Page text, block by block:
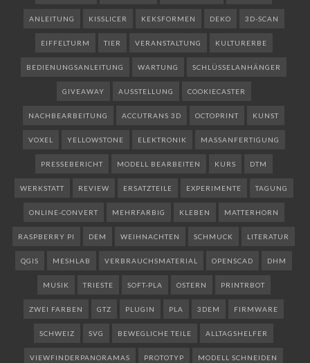
ANLEITUNG KISSLICER KEKSFORMEN DEKO 3D-SCAN
EIFFELTURM TIER VERANSTALTUNG KULTURERBE
BEDIENUNGSANLEITUNG WARTUNG SCHLÜSSELANHÄNGER
GIVEAWAY AUSSTELLUNG COOKIECASTER
NACHBEARBEITUNG ACCUTRANS 3D OCTOPRINT KUNST
VOXEL YELLOWSTONE ELEKTRONIK MASSANFERTIGUNG
PRESSEBERICHT MODELL BEARBEITEN KURS DTM
WERKSTATT REVIEW ERSATZTEILE EXPERIMENTE TAGUNG
ONLINE-CONVERT MEHRFARBIG KLEBEN MATTERHORN
RASPBERRY PI DEM WEIHNACHTEN SCHMUCK LITERATUR
QGIS MESHLAB VERBRAUCHSMATERIAL OPENSCAD DHM
MUSIK TRIESTE SOFT-PLA OSTERN PRINTRBOT
ZWEI FARBEN GTZ PLUGIN PLA 3DEM FIRMWARE
SCHWEIZ SVG BEWEGLICHE TEILE ALLTAGSHELFER
VIEWFINDERPANORAMAS PROTOTYP MODELL SCHNEIDEN